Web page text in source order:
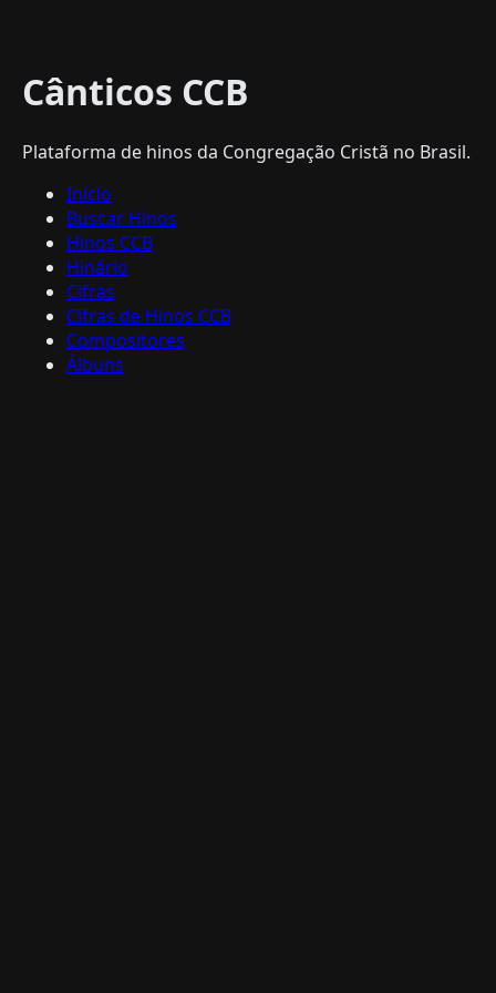
Cânticos CCB
Plataforma de hinos da Congregação Cristã no Brasil.
Início
Buscar Hinos
Hinos CCB
Hinário
Cifras
Cifras de Hinos CCB
Compositores
Álbuns